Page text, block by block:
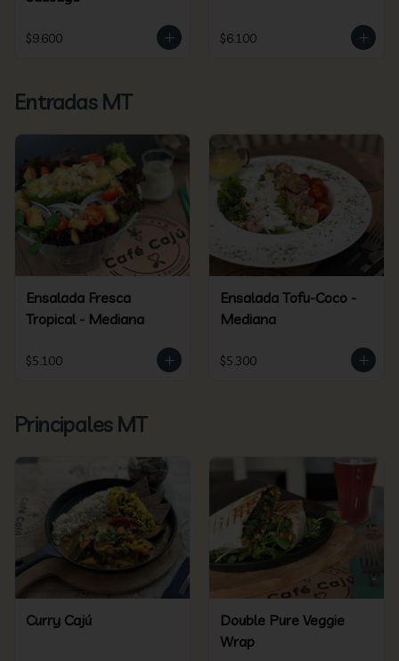
$9.600 $6.100
Entradas MT
Ensalada Fresca
Tropical - Mediana
$5.100
Ensalada Tofu-Coco -
Mediana
$5.300
Principales MT
Curry Cajú
Double Pure Veggie
Wrap